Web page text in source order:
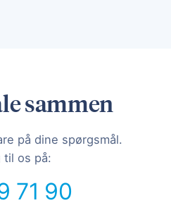
sammen
på dine spørgsmål.
til os på:
71 90